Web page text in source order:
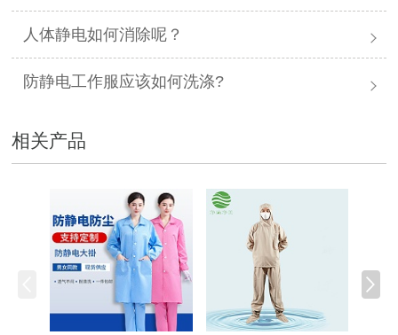
人体静电如何消除呢？
防静电工作服应该如何洗涤?
相关产品
防